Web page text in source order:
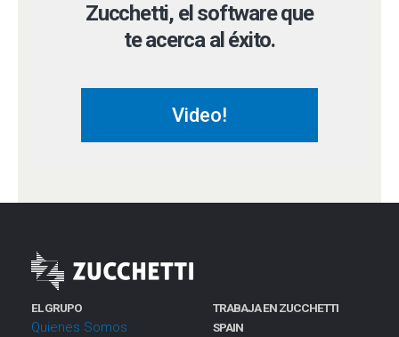
Zucchetti, el software que
te acerca al éxito.
Video!
EL GRUPO
Quienes Somos
TRABAJA EN ZUCCHETTI
SPAIN